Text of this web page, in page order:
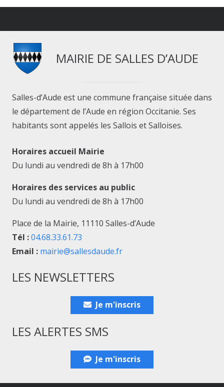
MAIRIE DE SALLES D’AUDE
Salles-d’Aude est une commune française située dans
le département de l’Aude en région Occitanie. Ses
habitants sont appelés les Sallois et Salloises.
Horaires accueil Mairie
Du lundi au vendredi de 8h à 17h00
Horaires des services au public
Du lundi au vendredi de 8h à 17h00
Place de la Mairie, 11110 Salles-d’Aude
Tél :04.68.33.61.73
Email : mairie@sallesdaude.fr
LES NEWSLETTERS
Je m'inscris
LES ALERTES SMS
Je m'inscris